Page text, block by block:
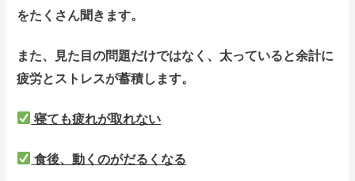
をたくさん聞きます。
また、見た目の問題だけではなく、太っていると余計に
疲労とストレスが蓄積します。
寝ても疲れが取れない
食後、動くのがだるくなる